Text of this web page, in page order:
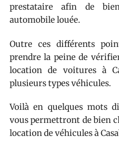
prestataire afin de
automobile louée.
Outre ces différents
prendre la peine de
location de voitures à
plusieurs types véhicules.
Voilà en quelques mots
vous permettront de bien
location de véhicules à